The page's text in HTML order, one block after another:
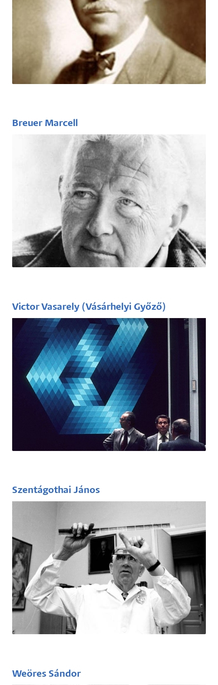
(1875–1929)
A budapesti születésű magyar
gyermekgyógyász, egyetemi tanár orvosi
tanulmányait Lausanne-ban kezdte, majd
Breuer Marcell
(1902–1981)
A 20. századi építészet- és designtörténet
egyik fontos alakja.
Victor Vasarely (Vásárhelyi Győző)
(1906–1997)
Magyar–francia festő. Ő az optikai
festészet, vagy „op-art” legjelentősebb
képviselője, akár életműve, akár elméleti
Szentágothai János
(1912-1994)
Szentágothai az egyik legnagyobb magyar
anatómus, volt egyetemi tanár, professor
emeritus, de országgyűlési képviselő is volt,
Weöres Sándor